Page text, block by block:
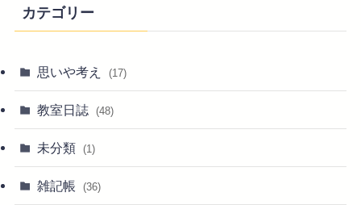
カテゴリー
思いや考え (17)
教室日誌 (48)
未分類 (1)
雑記帳 (36)